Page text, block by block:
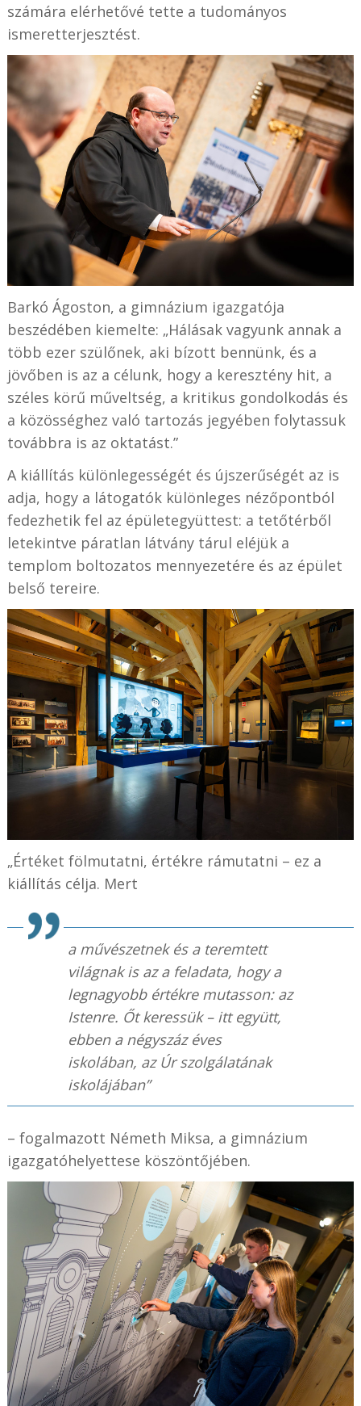
számára elérhetővé tette a tudományos
ismeretterjesztést.
Barkó Ágoston, a gimnázium igazgatója
beszédében kiemelte: „Hálásak vagyunk annak a
több ezer szülőnek, aki bízott bennünk, és a
jövőben is az a célunk, hogy a keresztény hit, a
széles körű műveltség, a kritikus gondolkodás és
a közösséghez való tartozás jegyében folytassuk
továbbra is az oktatást.”
A kiállítás különlegességét és újszerűségét az is
adja, hogy a látogatók különleges nézőpontból
fedezhetik fel az épületegyüttest: a tetőtérből
letekintve páratlan látvány tárul eléjük a
templom boltozatos mennyezetére és az épület
belső tereire.
„Értéket fölmutatni, értékre rámutatni – ez a
kiállítás célja. Mert
a művészetnek és a teremtett
világnak is az a feladata, hogy a
legnagyobb értékre mutasson: az
Istenre. Őt keressük – itt együtt,
ebben a négyszáz éves
iskolában, az Úr szolgálatának
iskolájában”
– fogalmazott Németh Miksa, a gimnázium
igazgatóhelyettese köszöntőjében.